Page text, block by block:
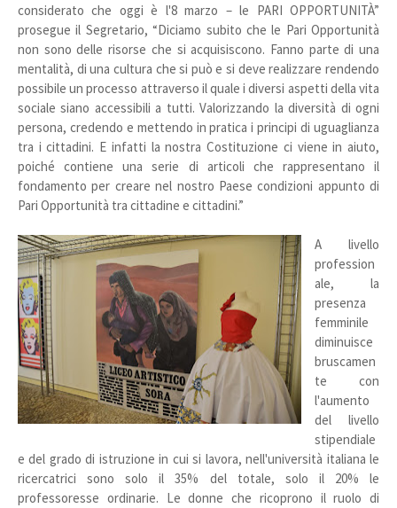
considerato che oggi è l'8 marzo – le PARI OPPORTUNITÀ”
prosegue il Segretario, “Diciamo subito che le Pari Opportunità
non sono delle risorse che si acquisiscono. Fanno parte di una
mentalità, di una cultura che si può e si deve realizzare rendendo
possibile un processo attraverso il quale i diversi aspetti della vita
sociale siano accessibili a tutti. Valorizzando la diversità di ogni
persona, credendo e mettendo in pratica i principi di uguaglianza
tra i cittadini. E infatti la nostra Costituzione ci viene in aiuto,
poiché contiene una serie di articoli che rappresentano il
fondamento per creare nel nostro Paese condizioni appunto di
Pari Opportunità tra cittadine e cittadini.”
A livello
profession
ale, la
presenza
femminile
diminuisce
bruscamen
te con
l'aumento
del livello
stipendiale
e del grado di istruzione in cui si lavora, nell'università italiana le
ricercatrici sono solo il 35% del totale, solo il 20% le
professoresse ordinarie. Le donne che ricoprono il ruolo di